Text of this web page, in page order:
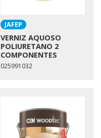
JAFEP
VERNIZ AQUOSO
POLIURETANO 2
COMPONENTES
025991032